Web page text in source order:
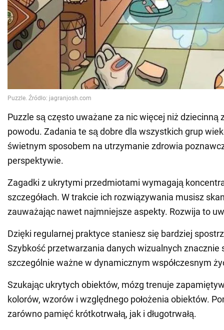
Puzzle są często uważane za nic więcej niż dziecinną
powodu. Zadania te są dobre dla wszystkich grup
świetnym sposobem na utrzymanie zdrowia
perspektywie.
Zagadki z ukrytymi przedmiotami wymagają
szczegółach. W trakcie ich rozwiązywania musisz
zauważając nawet najmniejsze aspekty. Rozwija to
Dzięki regularnej praktyce staniesz się bardziej
Szybkość przetwarzania danych wizualnych znacznie
szczególnie ważne w dynamicznym współczesnym
Szukając ukrytych obiektów, mózg trenuje
kolorów, wzorów i względnego położenia obiektów.
zarówno pamięć krótkotrwałą, jak i długotrwałą.